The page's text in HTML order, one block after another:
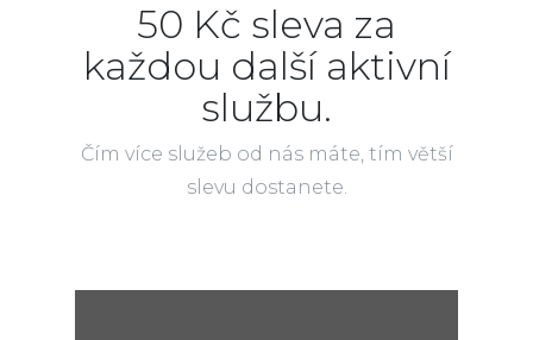
50 Kč sleva za
každou další aktivní
službu.
Čím více služeb od nás máte, tím větší
slevu dostanete.